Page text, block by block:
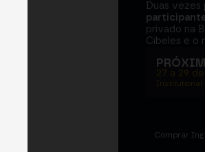
Duas vezes
privado na
Cibeles e o
27 a 29
Institutional
Comprar